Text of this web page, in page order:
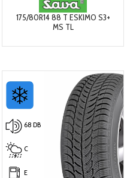
175/80R14 88 T ESKIMO S3+
MS TL
68 DB
C
E